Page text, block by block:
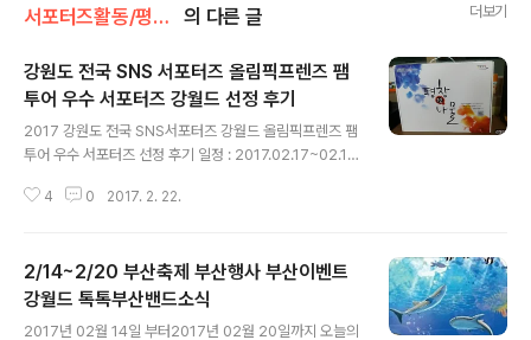
서포터즈활동/평창동계올림픽 의 다른 글 더보기
강원도 전국 SNS 서포터즈 올림픽프렌즈 팸
투어 우수 서포터즈 강월드 선정 후기
2017 강원도 전국 SNS서포터즈 강월드 올림픽프렌즈 팸
투어 우수 서포터즈 선정 후기 일정 : 2017.02.17~02.18
써 지난주네요2월 17일 부터 18일까지 1박 2일 동안강원
우수 서포터즈 선정되었습니다그리고 귀한 상품까지 받았
습니다... 감사합니다 1박 2일 팸투어를 마친후 일상에서
열심 일하고 있는데강원도 전국 SNS 서포터즈 올림픽프
4 0 2017. 2. 22.
2/14~2/20 부산축제 부산행사 부산이벤트
강월드 톡톡부산밴드소식
2017년 02월 14일 부터2017년 02월 20일까지 오늘의